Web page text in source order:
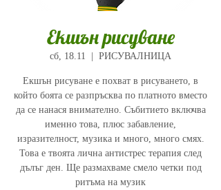
Екшън рисуване
сб, 18.11 РИСУВАЛНИЦА
Екшън рисуване е похват в рисуването, в
който боята се разпръсква по платното вместо
да се нанася внимателно. Събитието включва
именно това, плюс забавление,
изразителност, музика и много, много смях.
Това е твоята лична антистрес терапия след
дълъг ден. Ще размахваме смело четки под
ритъма на музик